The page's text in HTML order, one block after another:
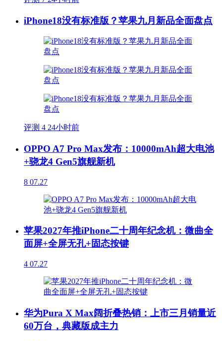
iPhone18没有标准版？苹果九月新品全面盘点
评测 4 24小时前
OPPO A7 Pro Max发布：10000mAh超大电池
+骁龙4 Gen5旗舰新机
8 07.27
苹果2027年推iPhone二十周年纪念机：微曲全
面屏+全屏无孔+固态按键
4 07.27
华为Pura X Max阔折叠热销：上市三月销量近
60万台，典藏版成主力